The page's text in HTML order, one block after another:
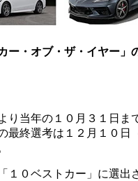
ー・オブ・ザ・イヤー
り当年の１０月３１日
終選考は１２月１０
１０ベストカー」に選